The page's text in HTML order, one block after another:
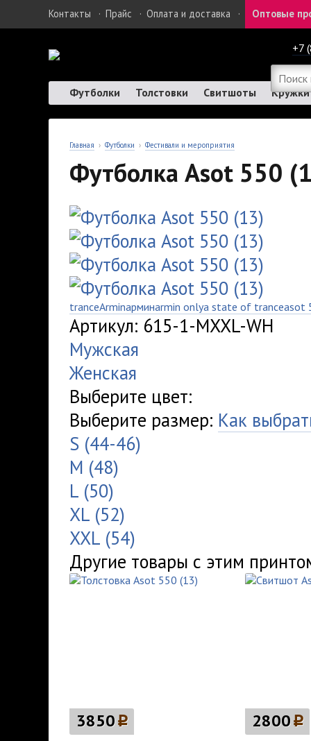
Контакты · Прайс · Оплата и доставка · Оптовые
+7
Футболки Толстовки Свитшоты Кружки
Главная › Футболки › Фестивали и мероприятия
Футболка Asot 550
tranceArminарминarmin onlya state of tranceasot
Артикул: 615-1-MXXL-WH
Мужская
Женская
Выберите цвет:
Выберите размер: Как
S (44-46)
M (48)
L (50)
XL (52)
XXL (54)
Другие товары с этим
3850p 2800p